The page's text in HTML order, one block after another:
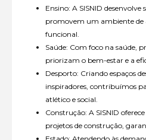
Ensino: A SISNID desenvolve
promovem um ambiente de
funcional.
Saúde: Com foco na saúde,
priorizam o bem-estar e a
Desporto: Criando espaços
inspiradores, contribuímos
atlético e social.
Construção: A SISNID
projetos de construção,